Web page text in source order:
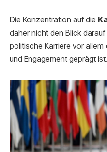
Die Konzentration auf die
daher nicht den Blick
politische Karriere vor allem
und Engagement geprägt ist.